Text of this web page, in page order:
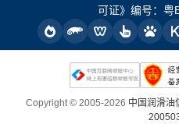
可证》编号：粤
Copyright © 2005-2026 中国润滑油